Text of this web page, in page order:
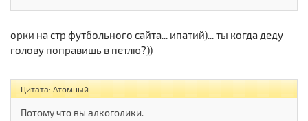
орки на стр футбольного сайта... ипатий)... ты когда деду
голову поправишь в петлю?))
Цитата: Атомный
Потому что вы алкоголики.